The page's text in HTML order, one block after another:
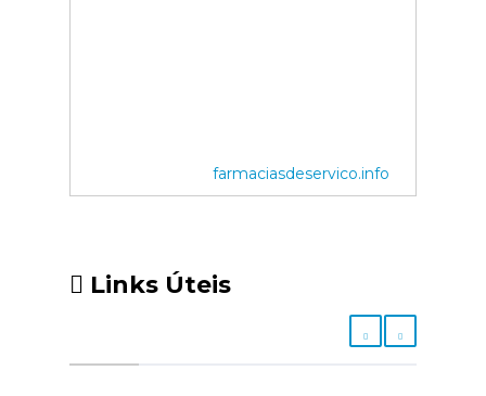
farmaciasdeservico.info
Links Úteis